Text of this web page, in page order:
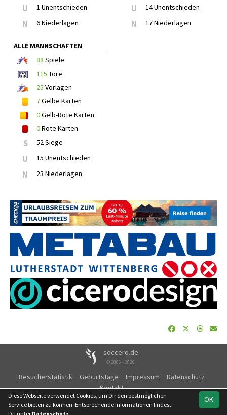
U 1 Unentschieden
N 6 Niederlagen
U 14 Unentschieden
N 17 Niederlagen
ALLE MANNSCHAFTEN
88 Spiele
115 Tore
25 Vorlagen
7Gelbe Karten
0Gelb-Rote Karten
0Rote Karten
S 52 Siege
U 15 Unentschieden
N 23 Niederlagen
soccero.de
© 2006 - 2026
Besucherstatistik Geburtstage Impressum
Datenschutz
Kontakt
OK
Diese Webseite verwendet Cookies, um Dir den bestmöglichen
Service bieten zu können. Entsprechende Informationen findest